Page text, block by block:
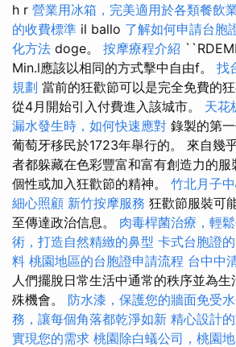
h r 營業用冰箱，完美適用於各類餐飲
的收費標準 il ballo 了解如何申請台胞
化方法 doge。 按摩療程介紹
Min.l應該以相同的方式擊中自由f。 找
規劃 當前的狂歡節可以是完全免費的
從4月開始引入付費進入該城市。 天花
漏水發生時，如何快速應對 錄製的第
葡萄牙移民於1723年舉行的。 來自幾
者都躲藏在色彩豐富和富有創造力的服
個性或加入狂歡節的精神。 竹北月子
細心照顧 新竹按摩服務 狂歡節服裝可
至傳達政治信息。 肉毒桿菌治療，輕
術，打造自然精緻的鼻型 卡式台胞證
料 桃園地區的台胞證申請流程 台中中
人們擺脫日常生活中通常的秩序並為
殊機會。 防水漆，保護您的牆面免受
務，讓每個角落都乾淨如新 精心設計
實現您的需求 桃園除白蟻公司，桃園